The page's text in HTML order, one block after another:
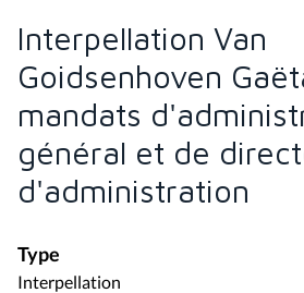
Interpellation Van
Goidsenhoven
mandats
général et de
d'administration
Type
Interpellation